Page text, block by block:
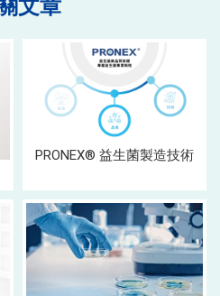
PRONEX® 益生菌製造技術